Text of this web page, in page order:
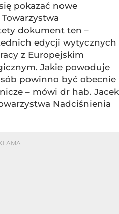
pokazać nowe
dokument ten –
edycji wytycznych
z Europejskim
Jakie powoduje
powinno być obecnie
– mówi dr hab. Jacek
Nadciśnienia